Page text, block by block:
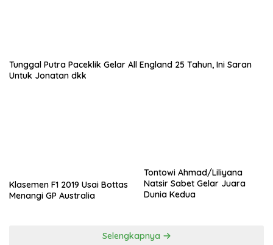
Tunggal Putra Paceklik Gelar All England 25 Tahun, Ini Saran
Untuk Jonatan dkk
Klasemen F1 2019 Usai Bottas
Menangi GP Australia
Tontowi Ahmad/Liliyana
Natsir Sabet Gelar Juara
Dunia Kedua
Selengkapnya